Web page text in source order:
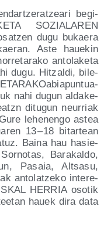
begi­
SOZIALAREN
dugu bukae­ra
Aste haue­kin
anto­la­ke­ta
dugu. Hitzal­di, bile­
nahi dugun alda­ke­
ditu­gun neu­rriak
lehe­nen­go astea
13 – 18 bitar­tean
Bai­na hau hasie­
Bara­kal­do,
Pasaia, Altsa­su,
anto­latze­ko intere­
HERRIA oso­tik
hauek dira data